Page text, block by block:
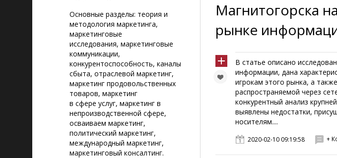
Основные разделы: теория и
методология маркетинга,
маркетинговые
исследования, маркетинговые
коммуникации,
конкурентоспособность, каналы
сбыта, отраслевой маркетинг,
маркетинг продовольственных
товаров, маркетинг
в сфере услуг, маркетинг в
непроизводственной сфере,
осваиваем маркетинг,
политический маркетинг,
международный маркетинг,
маркетинговый консалтинг.
Магнитогорска
рынке
В статье описано
информации, дана
игрокам этого рынка, а
распространяемой через
конкурентный анализ
выявлены недостатки,
носителям....
2020-02-10 09:19:58 +